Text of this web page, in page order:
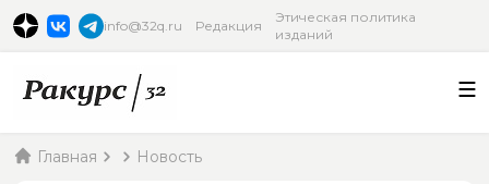
info@32q.ru Редакция
Этическая политика
изданий
Главная Новость